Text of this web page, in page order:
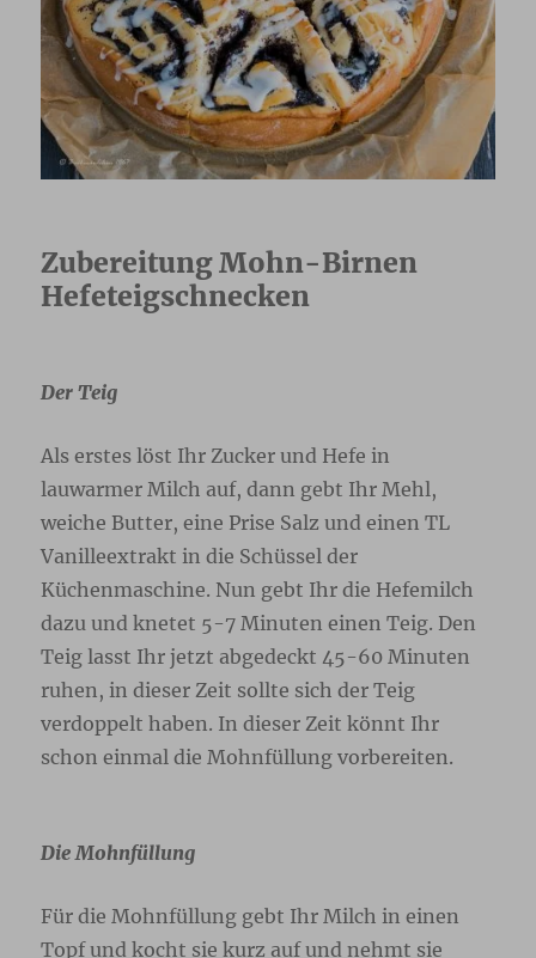
Zubereitung Mohn-Birnen
Hefeteigschnecken
Der Teig
Als erstes löst Ihr Zucker und Hefe in
lauwarmer Milch auf, dann gebt Ihr Mehl,
weiche Butter, eine Prise Salz und einen TL
Vanilleextrakt in die Schüssel der
Küchenmaschine. Nun gebt Ihr die Hefemilch
dazu und knetet 5-7 Minuten einen Teig. Den
Teig lasst Ihr jetzt abgedeckt 45-60 Minuten
ruhen, in dieser Zeit sollte sich der Teig
verdoppelt haben. In dieser Zeit könnt Ihr
schon einmal die Mohnfüllung vorbereiten.
Die Mohnfüllung
Für die Mohnfüllung gebt Ihr Milch in einen
Topf und kocht sie kurz auf und nehmt sie